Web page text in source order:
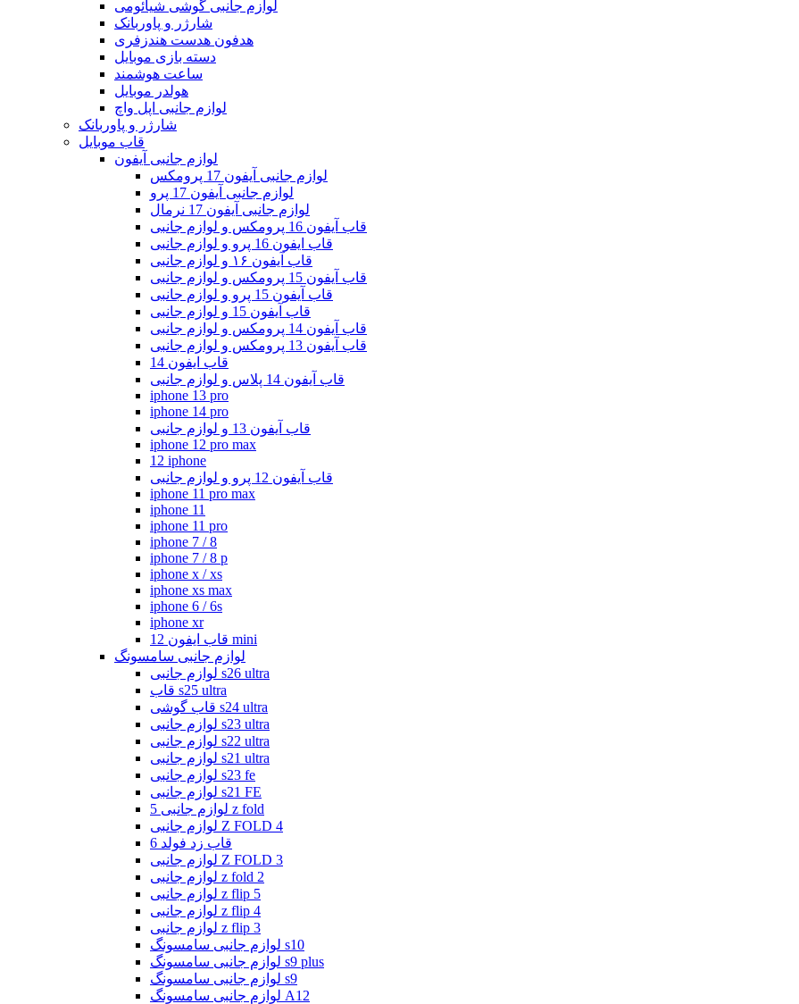
لوازم جانبی گوشی شیائومی
شارژر و پاوربانک
هدفون هدست هندزفری
دسته بازی موبایل
ساعت هوشمند
هولدر موبایل
لوازم جانبی اپل واچ
شارژر و پاوربانک
قاب موبایل
لوازم جانبی آیفون
لوازم جانبی آیفون 17 پرومکس
لوازم جانبی آیفون 17 پرو
لوازم جانبی آیفون 17 نرمال
قاب آیفون 16 پرومکس و لوازم جانبی
قاب ایفون 16 پرو و لوازم جانبی
قاب آیفون ۱۶ و لوازم جانبی
قاب آیفون 15 پرومکس و لوازم جانبی
قاب آیفون 15 پرو و لوازم جانبی
قاب آیفون 15 و لوازم جانبی
قاب آیفون 14 پرومکس و لوازم جانبی
قاب آیفون 13 پرومکس و لوازم جانبی
قاب ایفون 14
قاب آیفون 14 پلاس و لوازم جانبی
iphone 13 pro
iphone 14 pro
قاب آیفون 13 و لوازم جانبی
iphone 12 pro max
12 iphone
قاب آیفون 12 پرو و لوازم جانبی
iphone 11 pro max
iphone 11
iphone 11 pro
iphone 7 / 8
iphone 7 / 8 p
iphone x / xs
iphone xs max
iphone 6 / 6s
iphone xr
قاب ایفون 12 mini
لوازم جانبی سامسونگ
لوازم جانبی s26 ultra
قاب s25 ultra
قاب گوشی s24 ultra
لوازم جانبی s23 ultra
لوازم جانبی s22 ultra
لوازم جانبی s21 ultra
لوازم جانبی s23 fe
لوازم جانبی s21 FE
لوازم جانبی 5 z fold
لوازم جانبی Z FOLD 4
قاب زد فولد 6
لوازم جانبی Z FOLD 3
لوازم جانبی z fold 2
لوازم جانبی z flip 5
لوازم جانبی z flip 4
لوازم جانبی z flip 3
لوازم جانبی سامسونگ s10
لوازم جانبی سامسونگ s9 plus
لوازم جانبی سامسونگ s9
لوازم جانبی سامسونگ A12